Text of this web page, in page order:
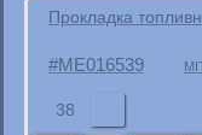
Прокладка
ME016539
38